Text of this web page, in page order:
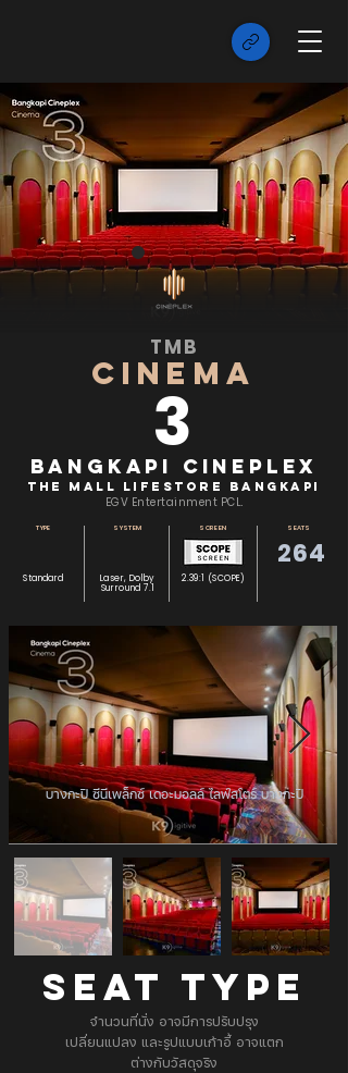
TMB
3
CINEMA
Bangkapi Cineplex
The Mall Lifestore Bangkapi
EGV Entertainment PCL.
TYPE
Standard
SYSTEM
Laser, Dolby
Surround 7.1
SCREEN
2.39:1 (SCOPE)
SEATS
264
บางกะปิ ซีนีเพล็กซ์ เดอะมอลล์ ไลฟ์สโตร์ บางกะปิ
SEAT TYPE
จำนวนที่นั่ง อาจมีการปรับปรุง
เปลี่ยนแปลง และรูปแบบเก้าอี้ อาจแตก
ต่างกับวัสดุจริง